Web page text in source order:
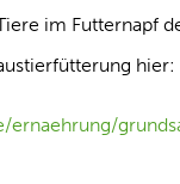
im Futternapf
hier: